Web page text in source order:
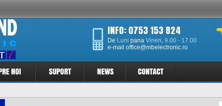
INFO: 0753 153 824
DeLunipanaVineri,9.00 - 17.00
e-mailoffice@mbelectronic.ro